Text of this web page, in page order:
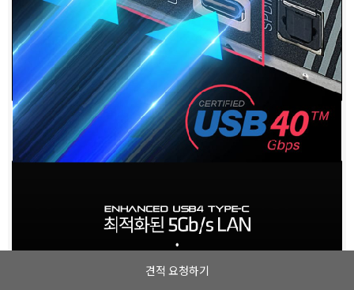
견적 요청하기